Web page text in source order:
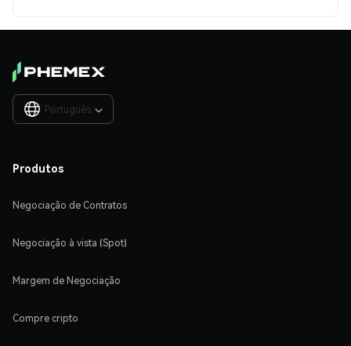
Português 
Produtos
Negociação de Contratos
Negociação à vista (Spot)
Margem de Negociação
Compre cripto